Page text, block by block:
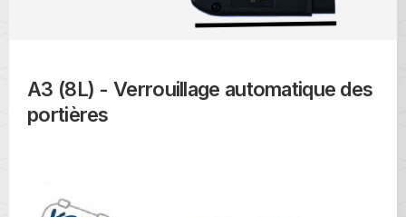
A3 (8L) - Verrouillage automatique des
portières